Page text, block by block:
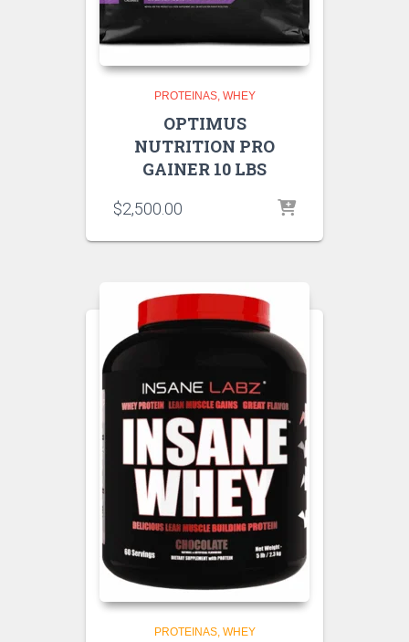
PROTEINAS WHEY
OPTIMUS
NUTRITION PRO
GAINER 10 LBS
$2,500.00
PROTEINAS WHEY